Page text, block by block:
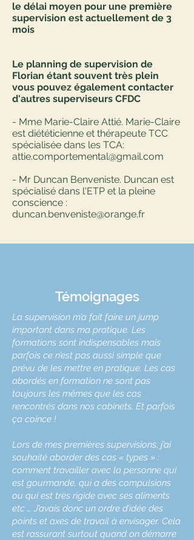
le délai moyen pour une première
supervision est actuellement de 3
mois
Le planning de supervision de
Florian étant souvent très plein
vous pouvez également contacter
d'autres superviseurs CFDC
- Mme Marie-Claire Attié. Marie-Claire
est diététicienne et thérapeute TCC
spécialisée dans les TCA:
attie.comportemental@gmail.com
- Mr Duncan Benveniste. Duncan est
spécialisé dans l'ETP et la pleine
conscience :
duncan.benveniste@orange.fr
Témoignages
La supervision m’a fait faire un jump
important dans ma pratique. Les
formations sont indispensables mais
parfois ce n’est pas aussi simple que
prévu de les mettre en pratique. Les cas
abordés en formation ne sont pas
toujours les mêmes que les cas
rencontrés dans nos cabinets. Et parfois
ça coince !
Lors de mes premières supervisions, j’ai
souhaité aborder des cas « types » :
comment travailler avec la personne qui
est gourmande, qui a des compulsions
ou qui est très rigide avec ses aliments
etc … J’avais donc un ordre d’idée des
points et axes de travail à envisager. Cela
est rassurant surtout quand on démarre